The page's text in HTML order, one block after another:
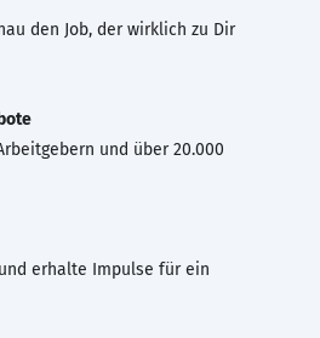
den Job, der wirklich zu Dir
und über 20.000
erhalte Impulse für ein